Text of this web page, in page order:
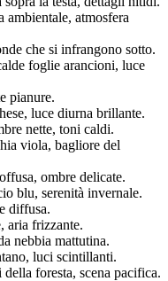
ambientale, atmosfera
che si infrangono sotto.
foglie arancioni, luce
pianure.
luce diurna brillante.
nette, toni caldi.
viola, bagliore del
ombre delicate.
blu, serenità invernale.
diffusa.
aria frizzante.
nebbia mattutina.
luci scintillanti.
foresta, scena pacifica.